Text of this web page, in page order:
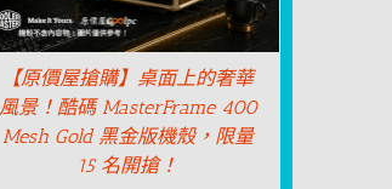
【原價屋搶購】桌面上的奢華
風景！酷碼 MasterFrame 400
Mesh Gold 黑金版機殼，限量
15 名開搶！